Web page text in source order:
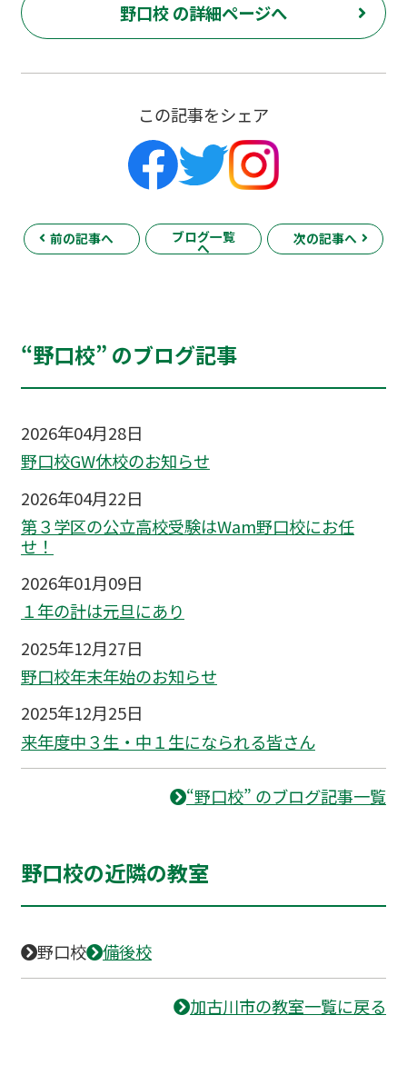
野口校 の詳細ページへ
この記事をシェア
前の記事へ ブログ一覧
へ
次の記事へ
“野口校” のブログ記事
2026年04月28日
野口校GW休校のお知らせ
2026年04月22日
第３学区の公立高校受験はWam野口校にお任
せ！
2026年01月09日
１年の計は元旦にあり
2025年12月27日
野口校年末年始のお知らせ
2025年12月25日
来年度中３生・中１生になられる皆さん
“野口校” のブログ記事一覧
野口校の近隣の教室
野口校 備後校
加古川市の教室一覧に戻る